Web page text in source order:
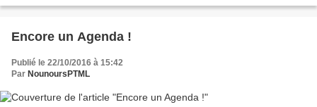
Encore un Agenda !
Publié le 22/10/2016 à 15:42
Par NounoursPTML